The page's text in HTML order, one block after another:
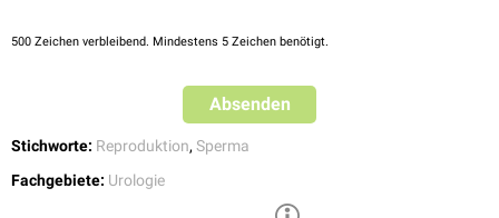
500 Zeichen verbleibend. Mindestens 5 Zeichen benötigt.
Absenden
Stichworte: Reproduktion, Sperma
Fachgebiete: Urologie